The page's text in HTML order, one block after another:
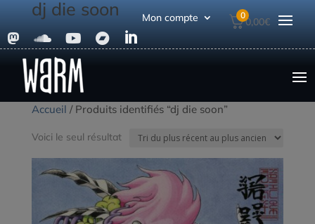
Mon compte 00,00€
    
Accueil / Produits identifiés “dj die soon”
dj die soon
Voici le seul résultat